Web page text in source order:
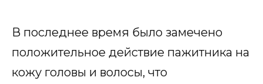
В последнее время было замечено
положительное действие пажитника на
кожу головы и волосы, что